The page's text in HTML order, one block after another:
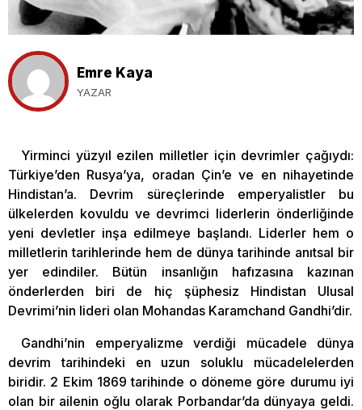
Emre Kaya
YAZAR
Yirminci yüzyıl ezilen milletler için devrimler çağıydı:
Türkiye’den Rusya’ya, oradan Çin’e ve en nihayetinde
Hindistan’a. Devrim süreçlerinde emperyalistler bu
ülkelerden kovuldu ve devrimci liderlerin önderliğinde
yeni devletler inşa edilmeye başlandı. Liderler hem o
milletlerin tarihlerinde hem de dünya tarihinde anıtsal bir
yer edindiler. Bütün insanlığın hafızasına kazınan
önderlerden biri de hiç şüphesiz Hindistan Ulusal
Devrimi’nin lideri olan Mohandas Karamchand Gandhi’dir.
Gandhi’nin emperyalizme verdiği mücadele dünya
devrim tarihindeki en uzun soluklu mücadelelerden
biridir. 2 Ekim 1869 tarihinde o döneme göre durumu iyi
olan bir ailenin oğlu olarak Porbandar’da dünyaya geldi.